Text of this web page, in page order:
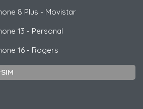
8 Plus - Movistar
13 - Personal
16 - Rogers